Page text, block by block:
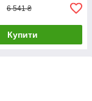
6 541 ₴
Купити